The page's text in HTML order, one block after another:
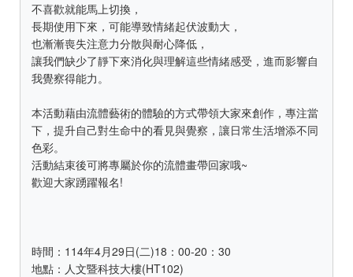
不喜歡就能馬上切換，
長期使用下來，可能導致情緒起伏波動大，
也漸漸喪失注意力分散與耐心降低，
讓我們缺少了靜下來消化與理解這些情緒感受，進而影響自
我覺察得能力。
本活動藉由流體藝術的體驗的方式帶領大家來創作，專注當
下，提升自己對生命中的看見與覺察，讓日常生活增添不同
色彩。
活動結束後可將專屬於你的流體畫帶回家哦~
歡迎大家踴躍報名!
時間：114年4月29日(二)18：00-20：30
地點：人文暨科技大樓(HT102)